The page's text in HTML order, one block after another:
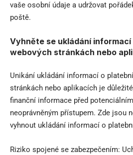
vaše osobní údaje a udržovat
poště.
Vyhněte se ukládání
webových stránkách nebo
Unikání ukládání informací o
stránkách nebo aplikacích je
finanční informace před
neoprávněným přístupem. Zde jsou
vyhnout ukládání informací o
Riziko spojené se zabezpečením: